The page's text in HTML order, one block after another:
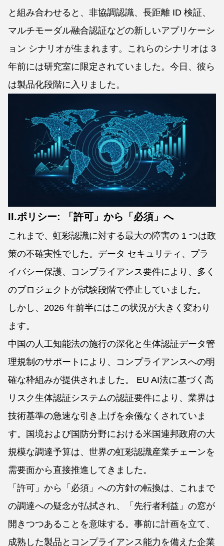
と組み合わせると、非協調認識、長距離 ID 検証、
マルチモーダル融合認証などの新しいアプリケーシ
ョン シナリオが生まれます。これらのシナリオは 3
年前には研究室に限定されていました。今日、彼ら
は製品化段階に入りました。
II.ポリシー: 「許可」から「必須」へ
これまで、虹彩認識に対する最大の障害の 1 つは政
策の不確実性でした。データ セキュリティ、プラ
イバシー保護、コンプライアンス要件により、多く
のプロジェクトが試験段階で停止していました。
しかし、2026 年前半にはこの状況が大きく変わり
ます。
中国の人工知能法の施行の深化と生体認証データ管
理規制のサポートにより、コンプライアンスへの明
確な枠組みが提供されました。 EU AI法に基づく高
リスク生体認証システムの認証要件により、業界は
技術基準の急速な引き上げを余儀なくされていま
す。国境および国防分野における米国連邦政府の大
規模な調達予算は、世界の虹彩認識産業チェーンを
需要面から直接推進してきました。
「許可」から「必須」への方針の転換は、これまで
の調達への疑念が払拭され、「先行者利益」の窓が
開きつつあることを意味する。事前に計画を立て、
成熟した製品とコンプライアンス能力を備えた企業